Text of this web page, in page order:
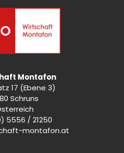
Montafon
17 (Ebene 3)
Schruns
5556 / 21250
montafon.at